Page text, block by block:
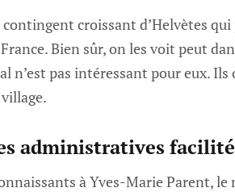
croissant d’Helvètes
Bien sûr, on les voit peut
n’est pas intéressant pour eux.
administratives
à Yves-Marie Parent, le